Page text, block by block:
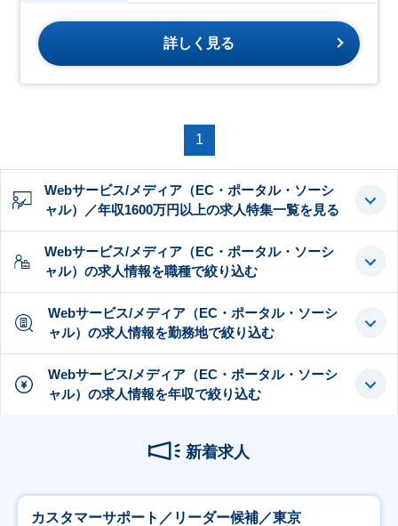
詳しく見る
1
Webサービス/メディア（EC・ポータル・ソーシ
ャル）／年収1600万円以上の求人特集一覧を見る
Webサービス/メディア（EC・ポータル・ソーシ
ャル）の求人情報を職種で絞り込む
Webサービス/メディア（EC・ポータル・ソーシ
ャル）の求人情報を勤務地で絞り込む
Webサービス/メディア（EC・ポータル・ソーシ
ャル）の求人情報を年収で絞り込む
新着求人
カスタマーサポート／リーダー候補／東京